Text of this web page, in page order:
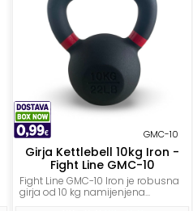
GMC-10
Girja Kettlebell 10kg Iron -
Fight Line GMC-10
Fight Line GMC-10 Iron je robusna
girja od 10 kg namijenjena...